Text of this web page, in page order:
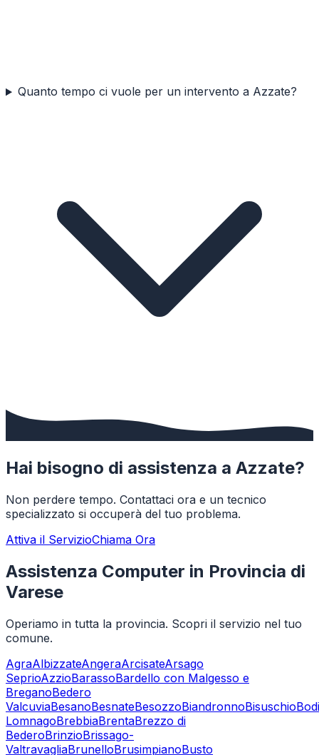
Quanto tempo ci vuole per un intervento a Azzate?
Hai bisogno di assistenza a Azzate?
Non perdere tempo. Contattaci ora e un tecnico
specializzato si occuperà del tuo problema.
Attiva il ServizioChiama Ora
Assistenza Computer in Provincia di
Varese
Operiamo in tutta la provincia. Scopri il servizio nel tuo
comune.
AgraAlbizzateAngeraArcisateArsago
SeprioAzzioBarassoBardello con Malgesso e
BreganoBedero
ValcuviaBesanoBesnateBesozzoBiandronnoBisuschio
LomnagoBrebbiaBrentaBrezzo di
BederoBrinzioBrissago-
ValtravagliaBrunelloBrusimpianoBusto